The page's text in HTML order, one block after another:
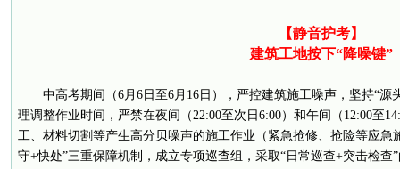
【静音护考】
建筑工地按下“降噪键”
中高考期间（6月6日至6月16日），严控建筑施工噪声，坚持“源
理调整作业时间，严禁在夜间（22:00至次日6:00）和午间（12:00至
工、材料切割等产生高分贝噪声的施工作业（紧急抢修、抢险等应急
守+快处”三重保障机制，成立专项巡查组，采取“日常巡查+突击检查